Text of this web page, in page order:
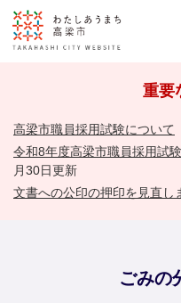
重要
高梁市職員採用試験について
令和8年度高梁市職員採用試
月30日更新
文書への公印の押印を見直し
ごみの